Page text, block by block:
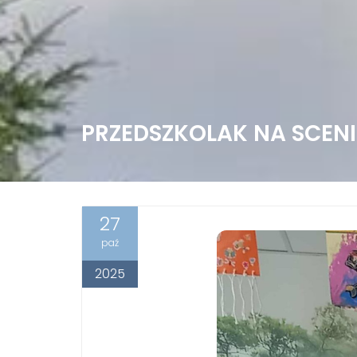
PRZEDSZKOLAK NA
27
paź
2025